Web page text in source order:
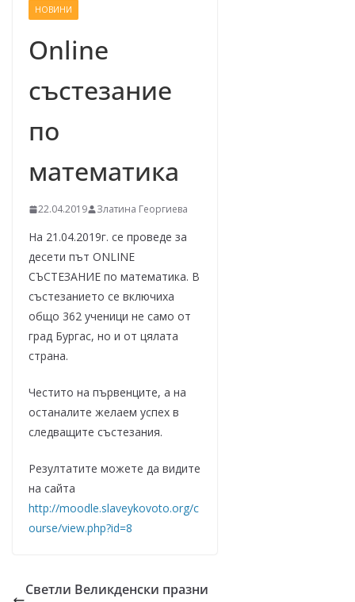
НОВИНИ
Online
състезание
по
математика
22.04.2019 Златина Георгиева
На 21.04.2019г. се проведе за
десети път ONLINE
СЪСТЕЗАНИЕ по математика. В
състезанието се включиха
общо 362 ученици не само от
град Бургас, но и от цялата
страна.
Честито на първенците, а на
останалите желаем успех в
следващите състезания.
Резултатите можете да видите
на сайта
http://moodle.slaveykovoto.org/c
ourse/view.php?id=8
Светли Великденски празни